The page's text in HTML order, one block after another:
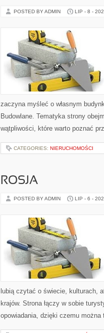
POSTED BY ADMIN LIP - 8 -
zaczyna myśleć o własnym
Budowlane. Tematyka strony
wątpliwości, które warto poznać
CATEGORIES: NIERUCHOMOŚCI
ROSJA
POSTED BY ADMIN LIP - 6 -
lubią czytać o świecie, kulturach,
krajów. Strona łączy w sobie
opowiadania, dzięki czemu